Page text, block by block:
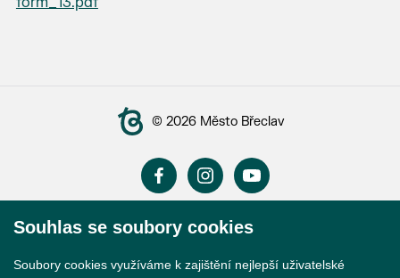
© 2026 Město Břeclav
Prohlášení o přístupnosti
GDPR
Souhlas se soubory cookies
Soubory cookies využíváme k zajištění nejlepší uživatelské